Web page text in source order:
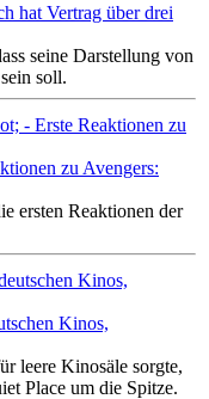
hat Vertrag über drei
seine Darstellung von
soll.
zu Avengers:
ersten Reaktionen der
Kinos,
leere Kinosäle sorgte,
Place um die Spitze.